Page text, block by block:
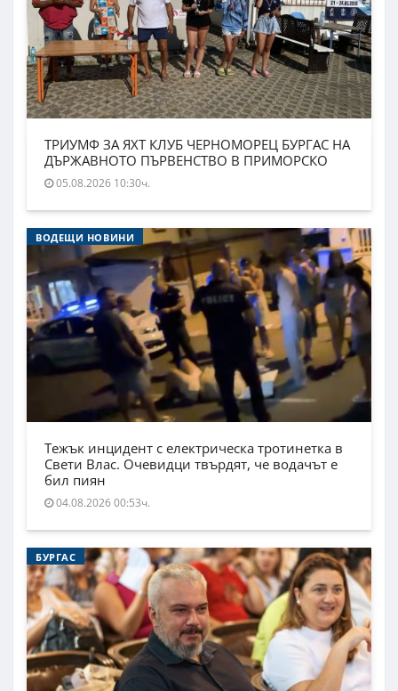
ТРИУМФ ЗА ЯХТ КЛУБ ЧЕРНОМОРЕЦ БУРГАС НА
ДЪРЖАВНОТО ПЪРВЕНСТВО В ПРИМОРСКО
05.08.2026 10:30ч.
ВОДЕЩИ НОВИНИ
Тежък инцидент с електрическа тротинетка в
Свети Влас. Очевидци твърдят, че водачът е
бил пиян
04.08.2026 00:53ч.
БУРГАС